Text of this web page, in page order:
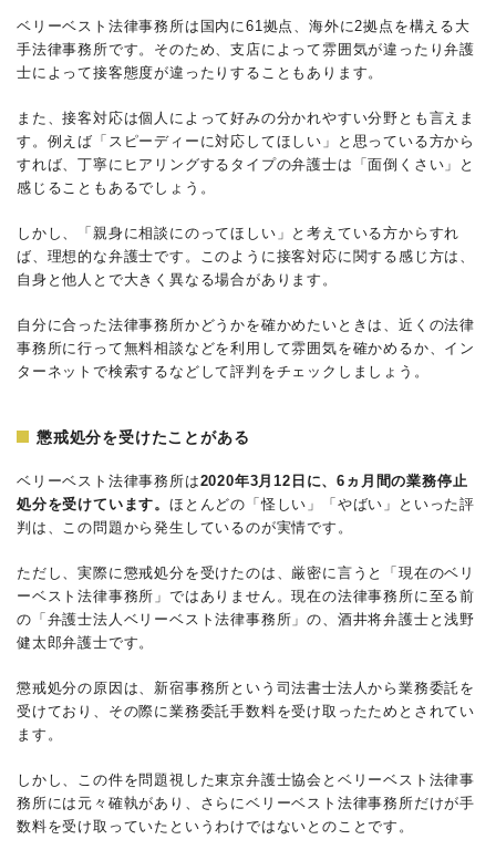
ベリーベスト法律事務所は国内に61拠点、海外に2拠点を構える大
手法律事務所です。そのため、支店によって雰囲気が違ったり弁護
士によって接客態度が違ったりすることもあります。
また、接客対応は個人によって好みの分かれやすい分野とも言えま
す。例えば「スピーディーに対応してほしい」と思っている方から
すれば、丁寧にヒアリングするタイプの弁護士は「面倒くさい」と
感じることもあるでしょう。
しかし、「親身に相談にのってほしい」と考えている方からすれ
ば、理想的な弁護士です。このように接客対応に関する感じ方は、
自身と他人とで大きく異なる場合があります。
自分に合った法律事務所かどうかを確かめたいときは、近くの法律
事務所に行って無料相談などを利用して雰囲気を確かめるか、イン
ターネットで検索するなどして評判をチェックしましょう。
懲戒処分を受けたことがある
ベリーベスト法律事務所は2020年3月12日に、6ヵ月間の業務停止
処分を受けています。 ほとんどの「怪しい」「やばい」といった評
判は、この問題から発生しているのが実情です。
ただし、実際に懲戒処分を受けたのは、厳密に言うと「現在のベリ
ーベスト法律事務所」ではありません。現在の法律事務所に至る前
の「弁護士法人ベリーベスト法律事務所」の、酒井将弁護士と浅野
健太郎弁護士です。
懲戒処分の原因は、新宿事務所という司法書士法人から業務委託を
受けており、その際に業務委託手数料を受け取ったためとされてい
ます。
しかし、この件を問題視した東京弁護士協会とベリーベスト法律事
務所には元々確執があり、さらにベリーベスト法律事務所だけが手
数料を受け取っていたというわけではないとのことです。